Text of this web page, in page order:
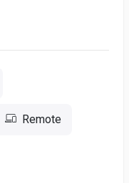
Remote